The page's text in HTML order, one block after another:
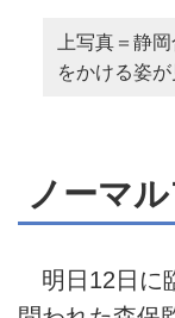
上写真＝静
をかける姿
ノーマ
明日12日に